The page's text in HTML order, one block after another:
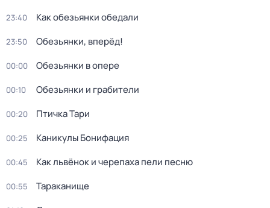
23:40 Как обезьянки обедали
23:50 Обезьянки, вперёд!
00:00 Обезьянки в опере
00:10 Обезьянки и грабители
00:20 Птичка Тари
00:25 Каникулы Бонифация
00:45 Как львёнок и черепаха пели песню
00:55 Тараканище